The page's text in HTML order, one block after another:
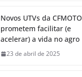
Novos UTVs da CFMOTO
prometem facilitar (e
acelerar) a vida no agro
23 de abril de 2025